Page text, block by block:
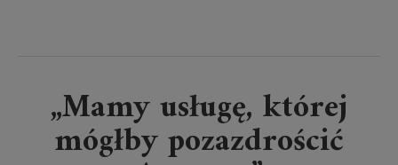
„Mamy usługę, której
mógłby pozazdrościć